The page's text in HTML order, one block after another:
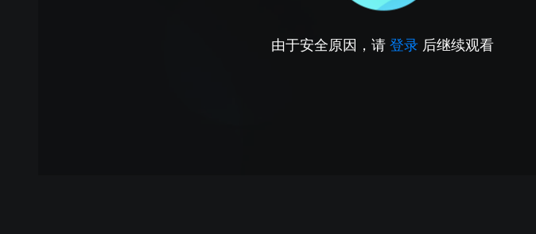
由于安全原因，请 登录 后继续观看